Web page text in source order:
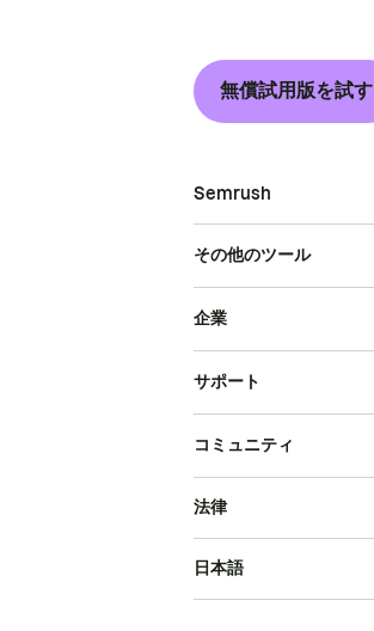
無償試用版を試す
Semrush
その他のツール
企業
サポート
コミュニティ
法律
日本語